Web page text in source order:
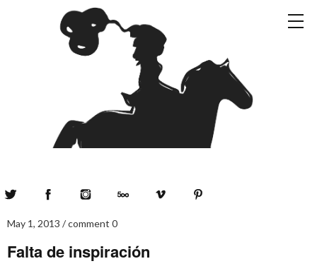
May 1, 2013 comment 0
Falta de inspiración